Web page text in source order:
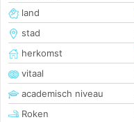
land
stad
herkomst
vitaal
academisch niveau
Roken